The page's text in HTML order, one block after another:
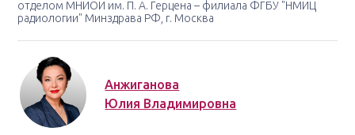
отделом МНИОИ им. П. А. Герцена – филиала ФГБУ "НМИЦ
радиологии" Минздрава РФ, г. Москва
Анжиганова
Юлия Владимировна